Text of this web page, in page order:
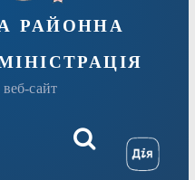
районна
сайт